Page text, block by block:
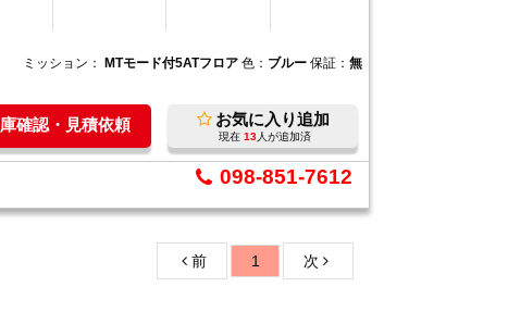
ミッション： MTモード付5ATフロア 色： ブルー 保証： 無
確認・見積依頼 お気に入り追加
現在 13人が追加済
098-851-7612
前 1 次